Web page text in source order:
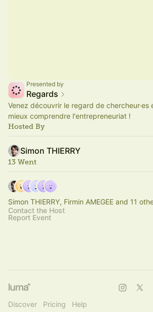
Presented by
Regards
Venez découvrir le regard de chercheur·es
mieux comprendre l'entrepreneuriat !
Hosted By
Simon THIERRY
13 Went
Simon THIERRY, Firmin AMEGEE and 11
Contact the Host
Report Event
Discover Pricing Help